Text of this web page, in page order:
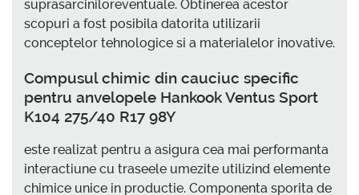
suprasarciniloreventuale. Obtinerea acestor
scopuri a fost posibila datorita utilizarii
conceptelor tehnologice si a materialelor inovative.
Compusul chimic din cauciuc specific
pentru anvelopele Hankook Ventus Sport
K104 275/40 R17 98Y
este realizat pentru a asigura cea mai performanta
interactiune cu traseele umezite utilizind elemente
chimice unice in productie. Componenta sporita de